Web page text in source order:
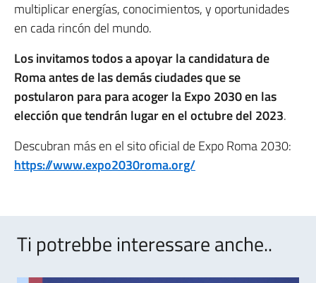
multiplicar energías, conocimientos, y oportunidades
en cada rincón del mundo.
Los invitamos todos a apoyar la candidatura de
Roma antes de las demás ciudades que se
postularon para para acoger la Expo 2030 en las
elección que tendrán lugar en el octubre del 2023.
Descubran más en el sito oficial de Expo Roma 2030:
https://www.expo2030roma.org/
Ti potrebbe interessare anche..